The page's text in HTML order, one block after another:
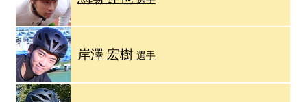
岸澤 宏樹選手